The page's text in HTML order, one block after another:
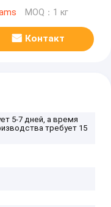
MOQ：1 кг
Контакт
5-7 дней, а время
требует 15